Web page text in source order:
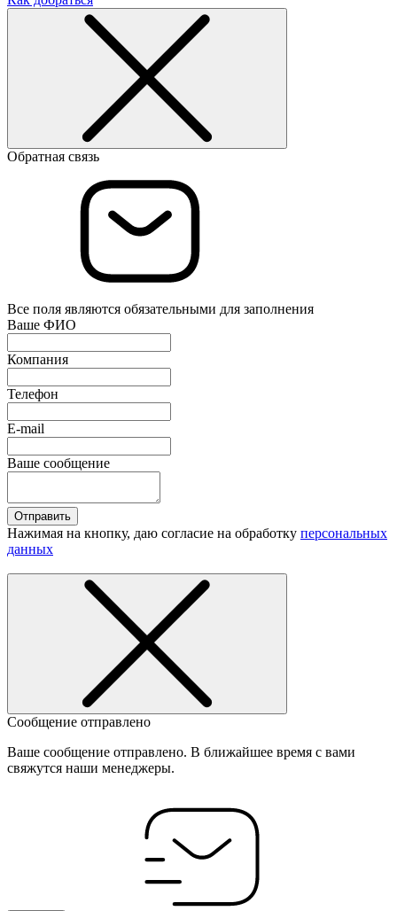
Обратная связь
Все поля являются обязательными для заполнения
Ваше ФИО
Компания
Телефон
E-mail
Ваше сообщение
Отправить
Нажимая на кнопку, даю согласие на обработку персональных
данных
Сообщение отправлено
Ваше сообщение отправлено. В ближайшее время с вами
свяжутся наши менеджеры.